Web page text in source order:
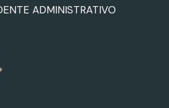
ADMINISTRATIVO